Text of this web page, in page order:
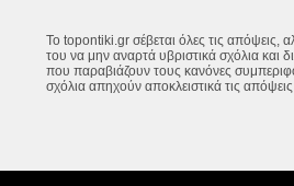
Το topontiki.gr σέβεται όλες τις απόψεις,
του να μην αναρτά υβριστικά σχόλια και
που παραβιάζουν τους κανόνες
σχόλια απηχούν αποκλειστικά τις